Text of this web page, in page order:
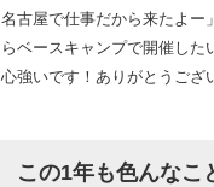
名古屋で仕事だから来たよー
らベースキャンプで開催した
心強いです！ありがとうござ
この1年も色んなこ